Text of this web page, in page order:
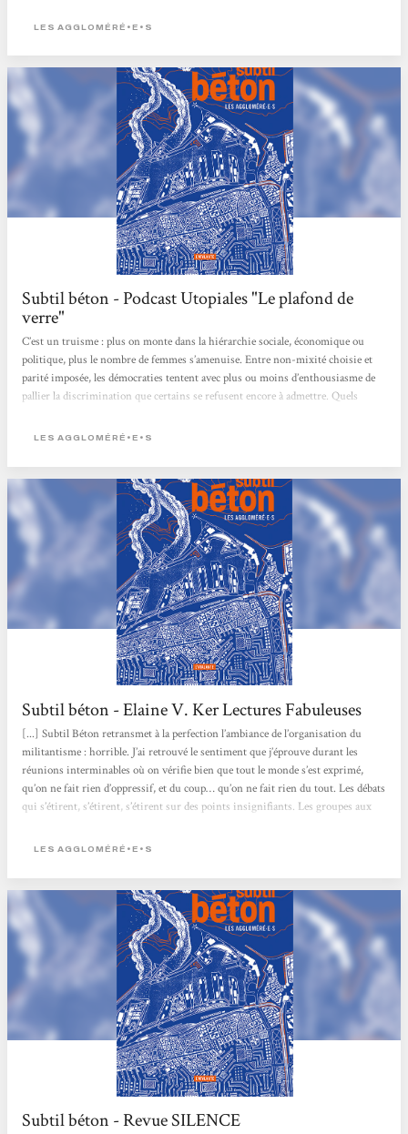
Avec : Nicolas Martin, Les Aggloméré·e·s, Marc Caro, Laura Lam Modération :
LES AGGLOMÉRÉ•E•S
Subtil béton - Podcast Utopiales "Le plafond de
verre"
C’est un truisme : plus on monte dans la hiérarchie sociale, économique ou
politique, plus le nombre de femmes s’amenuise. Entre non-mixité choisie et
parité imposée, les démocraties tentent avec plus ou moins d’enthousiasme de
pallier la discrimination que certains se refusent encore à admettre. Quels
Walton, Ada Palmer, Valérie Mangin Modération : Ugo Bellagamba
LES AGGLOMÉRÉ•E•S
Subtil béton - Elaine V. Ker Lectures Fabuleuses
[...] Subtil Béton retransmet à la perfection l’ambiance de l’organisation du
militantisme : horrible. J’ai retrouvé le sentiment que j’éprouve durant les
réunions interminables où on vérifie bien que tout le monde s’est exprimé,
qu’on ne fait rien d’oppressif, et du coup… qu’on ne fait rien du tout. Les débats
qui s’étirent, s’étirent, s’étirent sur des points insignifiants. Les groupes aux
dans les protocoles comme les questions d’égo....
LES AGGLOMÉRÉ•E•S
Subtil béton - Revue SILENCE